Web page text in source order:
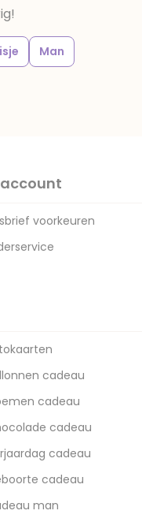
Man
voorkeuren
cadeau
cadeau
cadeau
cadeau
cadeau
man